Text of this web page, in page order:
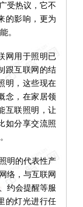
受热议，它不
的影响，更为
。
用于照明已
跟互联网的结
明，这些现在
念，在家居领
互联照明，让
如分享交流照
明的代表性产
络，与互联网
约会提醒等服
的灯光进行任